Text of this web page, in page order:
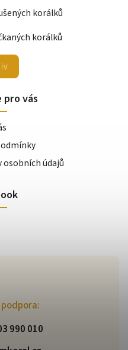
990 010
korálků
korálků
pro vás
údajů